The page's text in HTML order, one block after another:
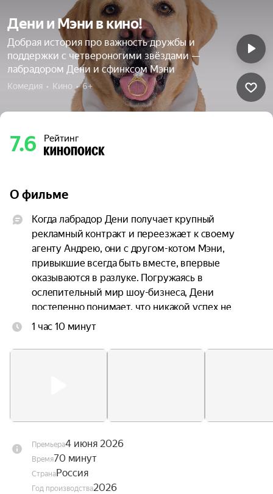
Дени и Мэни в кино!
Добрая история про важность дружбы и
поддержки с четвероногими звёздами —
лабрадором Дени и сфинксом Мэни
Комедия  •  Кино  •  6+
7.6 Рейтинг
О фильме
Когда лабрадор Дени получает крупный
рекламный контракт и переезжает к своему
агенту Андрею, они с другом-котом Мэни,
привыкшие всегда быть вместе, впервые
оказываются в разлуке. Погружаясь в
ослепительный мир шоу-бизнеса, Дени
постепенно понимает, что никакой успех не
способен заменить семью, а искренность ценнее
переживает кризис в отношениях с невестой, и
1 час 10 минут
Премьера4 июня 2026
Время70 минут
СтранаРоссия
Год производства2026